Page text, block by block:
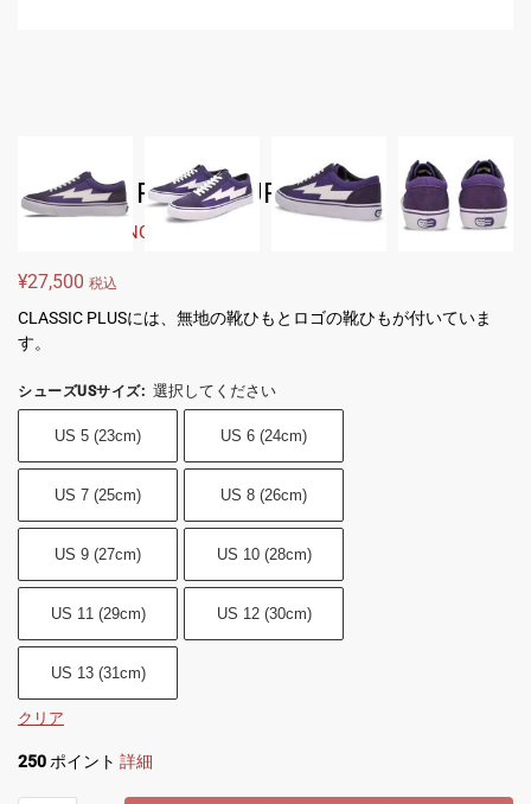
CLASSIC PLUS #PURPLE
REVENGE X STORM
¥27,500 税込
CLASSIC PLUSには、無地の靴ひもとロゴの靴ひもが付いていま
す。
シューズUSサイズ: 選択してください
US 5 (23cm) US 6 (24cm)
US 7 (25cm) US 8 (26cm)
US 9 (27cm) US 10 (28cm)
US 11 (29cm) US 12 (30cm)
US 13 (31cm)
クリア
250 ポイント 詳細